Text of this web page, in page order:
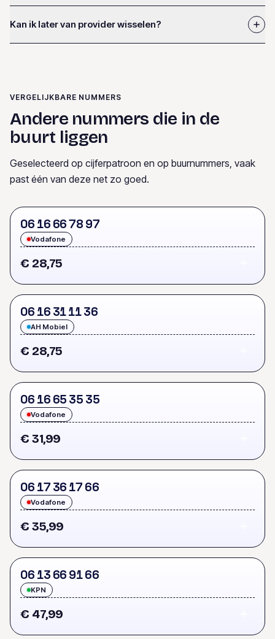
Kan ik later van provider wisselen?
VERGELIJKBARE NUMMERS
Andere nummers die in de
buurt liggen
Geselecteerd op cijferpatroon en op buurnummers, vaak
past één van deze net zo goed.
06 16 6678 97
Vodafone
€ 28,75
06 16 311136
AH Mobiel
€ 28,75
06 16 65 35 35
Vodafone
€ 31,99
06 17 36 17 66
Vodafone
€ 35,99
06 13 66 9166
KPN
€ 47,99